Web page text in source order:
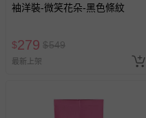
袖洋裝-微笑花朵-黑色條紋
$279 $549
最新上架